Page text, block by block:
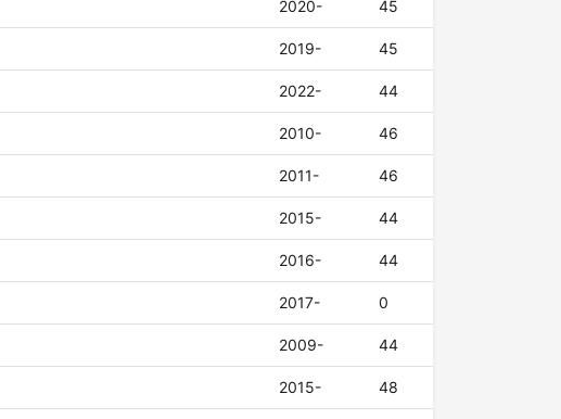
2020- 45
2019- 45
2022- 44
2010- 46
2011- 46
2015- 44
2016- 44
2017- 0
2009- 44
2015- 48